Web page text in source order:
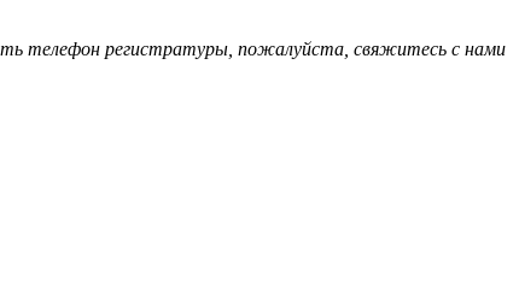
телефон регистратуры, пожалуйста, свяжитесь с нами